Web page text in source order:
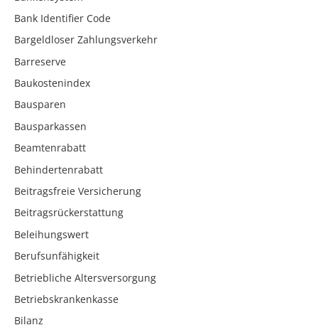
Bank Identifier Code
Bargeldloser Zahlungsverkehr
Barreserve
Baukostenindex
Bausparen
Bausparkassen
Beamtenrabatt
Behindertenrabatt
Beitragsfreie Versicherung
Beitragsrückerstattung
Beleihungswert
Berufsunfähigkeit
Betriebliche Altersversorgung
Betriebskrankenkasse
Bilanz